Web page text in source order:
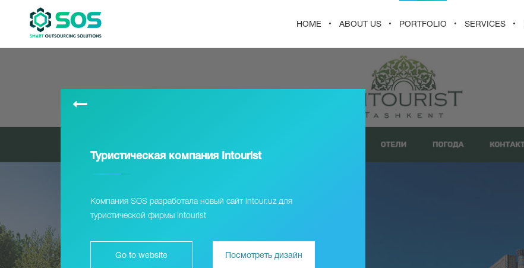
HOME ABOUT US PORTFOLIO SERVICES
Туристическая компания Intourist
Компания SOS разработала новый сайт intour.uz для
туристической фирмы Intourist
Go to website Посмотреть дизайн